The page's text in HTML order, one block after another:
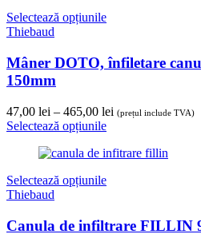
Selectează opțiunile
Thiebaud
Mâner DOTO, înfiletare
150mm
47,00 lei – 465,00 lei Interval
47,00 lei
(prețul include TVA)
Selectează opțiunile
Selectează opțiunile
Thiebaud
Canula de infiltrare FILLIN